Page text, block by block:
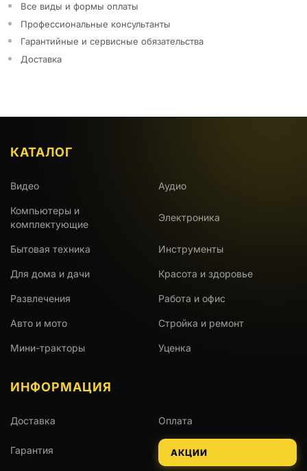
Все виды и формы оплаты
Профессиональные консультанты
Гарантийные и сервисные обязательства
Доставка
КАТАЛОГ
Видео Аудио
Компьютеры и
комплектующие
Электроника
Бытовая техника Инструменты
Для дома и дачи Красота и здоровье
Развлечения Работа и офис
Авто и мото Стройка и ремонт
Мини-тракторы Уценка
ИНФОРМАЦИЯ
Доставка Оплата
Гарантия АКЦИИ